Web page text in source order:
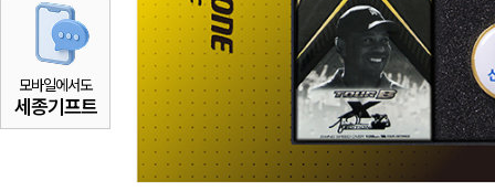
모바일에서도
세종기프트